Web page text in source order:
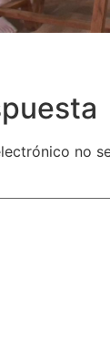
no